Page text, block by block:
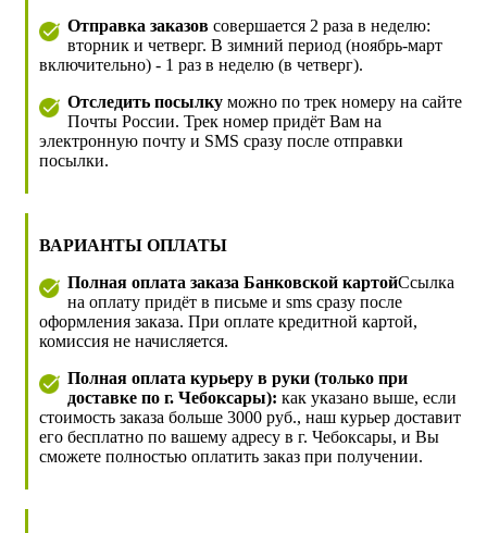
Отправка заказовсовершается 2 раза в неделю:
вторник и четверг. В зимний период (ноябрь-март
включительно) - 1 раз в неделю (в четверг).
Отследить посылку можно по трек номеру на сайте
Почты России. Трек номер придёт Вам на
электронную почту и SMS сразу после отправки
посылки.
ВАРИАНТЫ ОПЛАТЫ
Полная оплата заказа Банковской картойСсылка
на оплату придёт в письме и sms сразу после
оформления заказа. При оплате кредитной картой,
комиссия не начисляется.
Полная оплата курьеру в руки (только при
доставке по г. Чебоксары): как указано выше, если
стоимость заказа больше 3000 руб., наш курьер доставит
его бесплатно по вашему адресу в г. Чебоксары, и Вы
сможете полностью оплатить заказ при получении.